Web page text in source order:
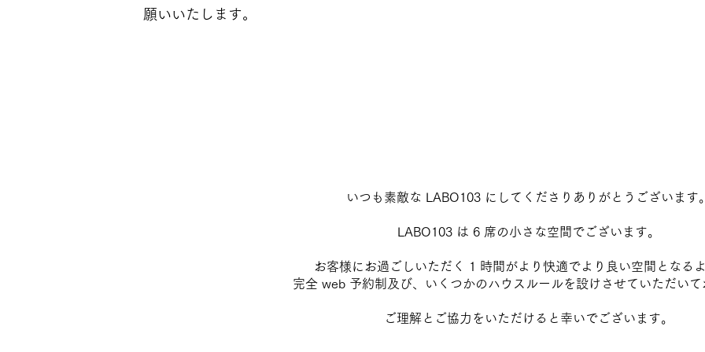
願いいたします。
いつも素敵な LABO103 にしてくださりありがとうございます。
LABO103 は 6 席の小さな空間でございます。
お客様にお過ごしいただく 1 時間がより快適でより良い空間となるよ
完全 web 予約制及び、いくつかのハウスルールを設けさせていただいて
ご理解とご協力をいただけると幸いでございます。